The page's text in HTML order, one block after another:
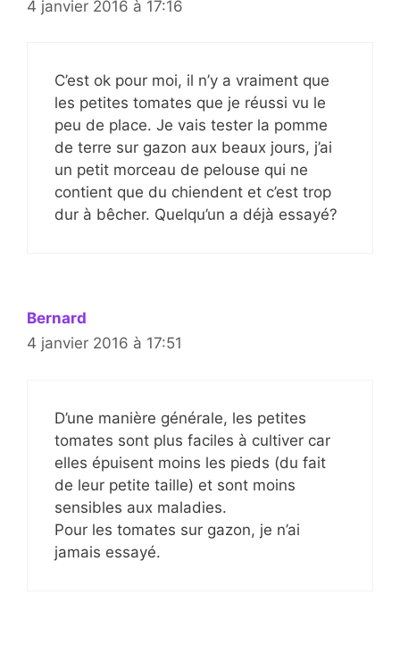
4 janvier 2016 à 17:16
C’est ok pour moi, il n’y a vraiment que
les petites tomates que je réussi vu le
peu de place. Je vais tester la pomme
de terre sur gazon aux beaux jours, j’ai
un petit morceau de pelouse qui ne
contient que du chiendent et c’est trop
dur à bêcher. Quelqu’un a déjà essayé?
Bernard
4 janvier 2016 à 17:51
D’une manière générale, les petites
tomates sont plus faciles à cultiver car
elles épuisent moins les pieds (du fait
de leur petite taille) et sont moins
sensibles aux maladies.
Pour les tomates sur gazon, je n’ai
jamais essayé.